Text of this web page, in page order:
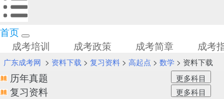
首页
成考培训
成考政策 成考简章 成考
广东成考网 > 资料下载 > 复习资料> 高起点 > 数学 > 资料下载
历年真题
复习资料